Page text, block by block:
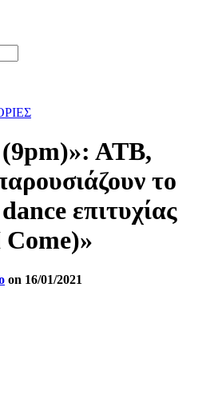
ATB,
το
επιτυχίας
on 16/01/2021